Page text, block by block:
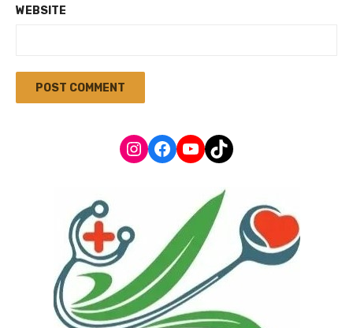
WEBSITE
Instagram
Facebook
YouTube
TikTok